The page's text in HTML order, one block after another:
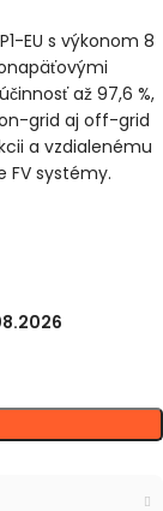
EU s výkonom 8
až 97,6 %,
grid aj off-grid
a vzdialenému
systémy.